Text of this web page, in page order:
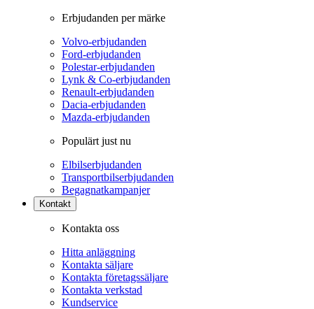
Erbjudanden per märke
Volvo-erbjudanden
Ford-erbjudanden
Polestar-erbjudanden
Lynk & Co-erbjudanden
Renault-erbjudanden
Dacia-erbjudanden
Mazda-erbjudanden
Populärt just nu
Elbilserbjudanden
Transportbilserbjudanden
Begagnatkampanjer
Kontakt
Kontakta oss
Hitta anläggning
Kontakta säljare
Kontakta företagssäljare
Kontakta verkstad
Kundservice